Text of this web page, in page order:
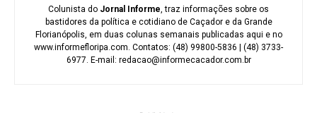
Colunista do Jornal Informe, traz informações sobre os
bastidores da política e cotidiano de Caçador e da Grande
Florianópolis, em duas colunas semanais publicadas aqui e no
www.informefloripa.com. Contatos: (48) 99800-5836 | (48) 3733-
6977. E-mail: redacao@informecacador.com.br